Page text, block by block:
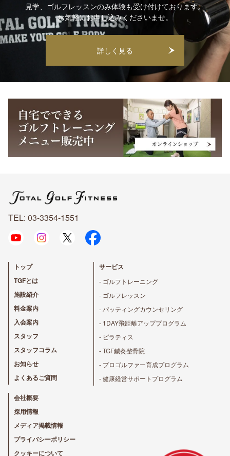
見学、ゴルフレッスンのみ体験も受け付けております。
お気軽にお申し込みくださいませ。
詳しく見る
TEL: 03-3354-1551
トップ
TGFとは
施設紹介
料金案内
入会案内
スタッフ
スタッフコラム
お知らせ
よくあるご質問
サービス
- ゴルフトレーニング
- ゴルフレッスン
- パッティングカウンセリング
- 1DAY飛距離アッププログラム
- ピラティス
- TGF鍼灸整骨院
- プロゴルファー育成プログラム
- 健康経営サポートプログラム
会社概要
採用情報
メディア掲載情報
プライバシーポリシー
クッキーについて